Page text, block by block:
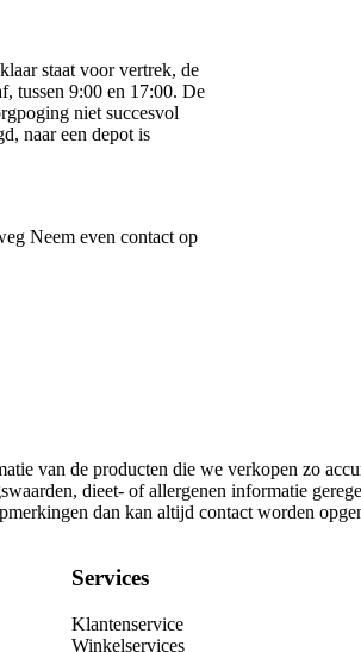
staat voor vertrek, de
tussen 9:00 en 17:00. De
niet succesvol
naar een depot is
Neem even contact op
van de producten die we verkopen zo
dieet- of allergenen informatie
dan kan altijd contact worden
Services
Klantenservice
Winkelservices